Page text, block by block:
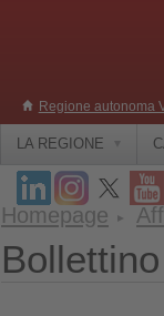
Regione autonoma
LA REGIONE
Homepage